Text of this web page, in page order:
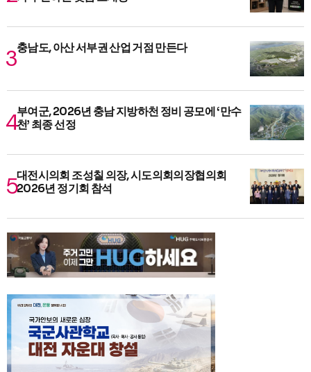
충남도, 아산 서부권 산업 거점 만든다
부여군, 2026년 충남 지방하천 정비 공모에 ‘만수
천’ 최종 선정
대전시의회 조성칠 의장, 시도의회의장협의회
2026년 정기회 참석